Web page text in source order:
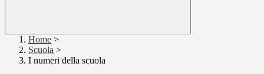
Home >
Scuola >
I numeri della scuola